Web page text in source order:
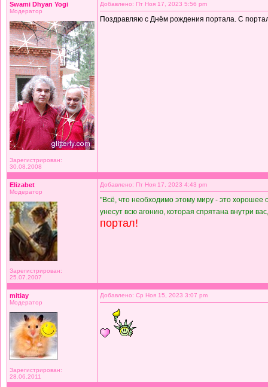
Swami Dhyan Yogi
Модератор
Зарегистрирован:
30.08.2008
Добавлено: Пт Ноя 17, 2023 5:56 pm
Поздравляю с Днём рождения портала. С
Elizabet
Модератор
Зарегистрирован:
25.07.2007
Добавлено: Пт Ноя 17, 2023 4:43 pm
"Всё, что необходимо этому миру - это
унесут всю агонию, которая спрятана внутри
портал!
mitiay
Модератор
Зарегистрирован:
28.06.2011
Добавлено: Ср Ноя 15, 2023 3:07 pm